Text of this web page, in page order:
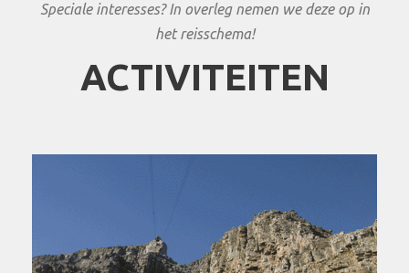
Speciale interesses? In overleg nemen we deze op in
het reisschema!
ACTIVITEITEN